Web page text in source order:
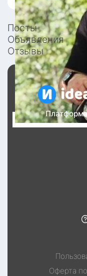
Посты
Объявления
Отзывы
Оферта